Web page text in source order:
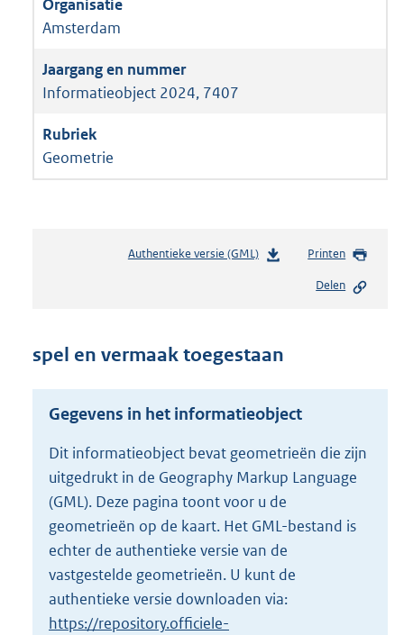
Amsterdam
Informatieobject 2024, 7407
Geometrie
Authentieke versie (GML)b
n
s
r
o
t
t
e
2
K
b
Printen
Delen
spel en vermaak toegestaan
Gegevens in het informatieobject
Dit informatieobject bevat geometrieën die zijn
uitgedrukt in de Geography Markup Language
(GML). Deze pagina toont voor u de
geometrieën op de kaart. Het GML-bestand is
echter de authentieke versie van de
vastgestelde geometrieën. U kunt de
authentieke versie downloaden via:
https://repository.officiele-